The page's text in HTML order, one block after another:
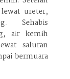
ureter,
Sehabis
air kemih
saluran
bermuara